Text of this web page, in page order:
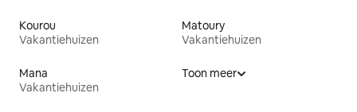
Kourou
Vakantiehuizen
Matoury
Vakantiehuizen
Mana
Vakantiehuizen
Toon meer